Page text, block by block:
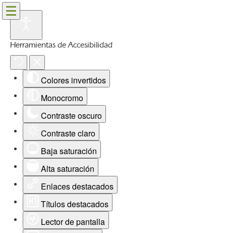
Herramientas de Accesibilidad
Colores invertidos
Monocromo
Contraste oscuro
Contraste claro
Baja saturación
Alta saturación
Enlaces destacados
Títulos destacados
Lector de pantalla